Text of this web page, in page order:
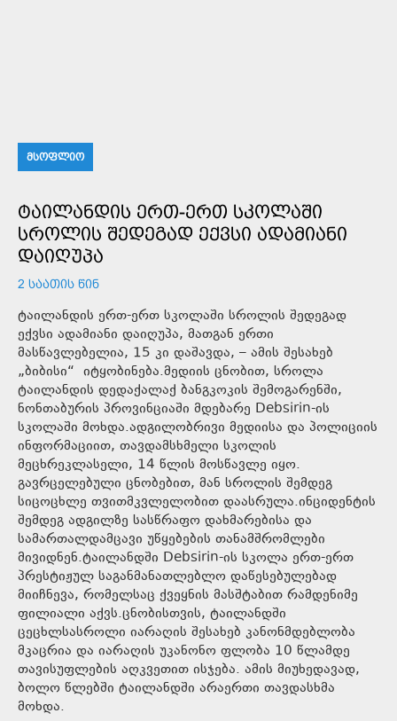
ᲛᲡᲝᲤᲚᲘᲝ
ᲢᲐᲘᲚᲐᲜᲓᲘᲡ ᲔᲠᲗ-ᲔᲠᲗ ᲡᲙᲝᲚᲐᲨᲘ
ᲡᲠᲝᲚᲘᲡ ᲨᲔᲓᲔᲒᲐᲓ ᲔᲥᲕᲡᲘ ᲐᲓᲐᲛᲘᲐᲜᲘ
ᲓᲐᲘᲦᲣᲞᲐ
2 ᲡᲐᲐᲗᲘᲡ ᲬᲘᲜ
ტაილანდის ერთ-ერთ სკოლაში სროლის შედეგად
ექვსი ადამიანი დაიღუპა, მათგან ერთი
მასწავლებელია, 15 კი დაშავდა, – ამის შესახებ
„ბიბისი“ იტყობინება.მედიის ცნობით, სროლა
ტაილანდის დედაქალაქ ბანგკოკის შემოგარენში,
ნონთაბურის პროვინციაში მდებარე Debsirin-ის
სკოლაში მოხდა.ადგილობრივი მედიისა და პოლიციის
ინფორმაციით, თავდამსხმელი სკოლის
მეცხრეკლასელი, 14 წლის მოსწავლე იყო.
გავრცელებული ცნობებით, მან სროლის შემდეგ
სიცოცხლე თვითმკვლელობით დაასრულა.ინციდენტის
შემდეგ ადგილზე სასწრაფო დახმარებისა და
სამართალდამცავი უწყებების თანამშრომლები
მივიდნენ.ტაილანდში Debsirin-ის სკოლა ერთ-ერთ
პრესტიჟულ საგანმანათლებლო დაწესებულებად
მიიჩნევა, რომელსაც ქვეყნის მასშტაბით რამდენიმე
ფილიალი აქვს.ცნობისთვის, ტაილანდში
ცეცხლსასროლი იარაღის შესახებ კანონმდებლობა
მკაცრია და იარაღის უკანონო ფლობა 10 წლამდე
თავისუფლების აღკვეთით ისჯება. ამის მიუხედავად,
ბოლო წლებში ტაილანდში არაერთი თავდასხმა
მოხდა.